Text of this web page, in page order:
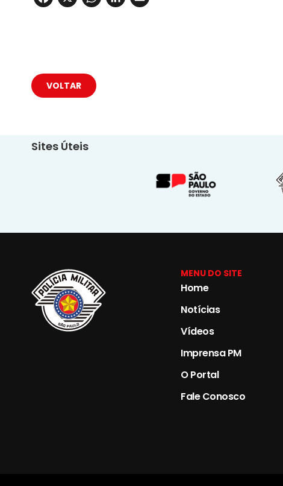
VOLTAR
Sites Úteis
MENU DO SITE
Home
Notícias
Vídeos
Imprensa PM
O Portal
Fale Conosco